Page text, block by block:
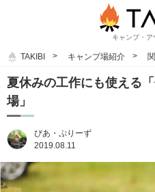
キャンプ・ア
TAKIBI キャンプ場紹介
夏休みの工作にも使える
場」
びあ・ぷりーず
2019.08.11